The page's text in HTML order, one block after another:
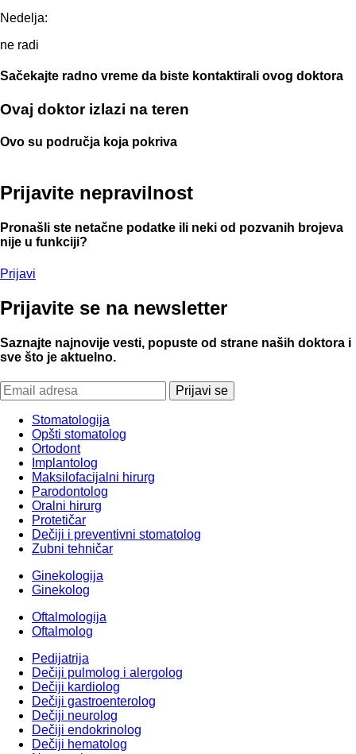
Nedelja:
ne radi
Sačekajte radno vreme da biste kontaktirali ovog doktora
Ovaj doktor izlazi na teren
Ovo su područja koja pokriva
Prijavite nepravilnost
Pronašli ste netačne podatke ili neki od pozvanih brojeva
nije u funkciji?
Prijavi
Prijavite se na newsletter
Saznajte najnovije vesti, popuste od strane naših doktora i
sve što je aktuelno.
Stomatologija
Opšti stomatolog
Ortodont
Implantolog
Maksilofacijalni hirurg
Parodontolog
Oralni hirurg
Protetičar
Dečiji i preventivni stomatolog
Zubni tehničar
Ginekologija
Ginekolog
Oftalmologija
Oftalmolog
Pedijatrija
Dečiji pulmolog i alergolog
Dečiji kardiolog
Dečiji gastroenterolog
Dečiji neurolog
Dečiji endokrinolog
Dečiji hematolog